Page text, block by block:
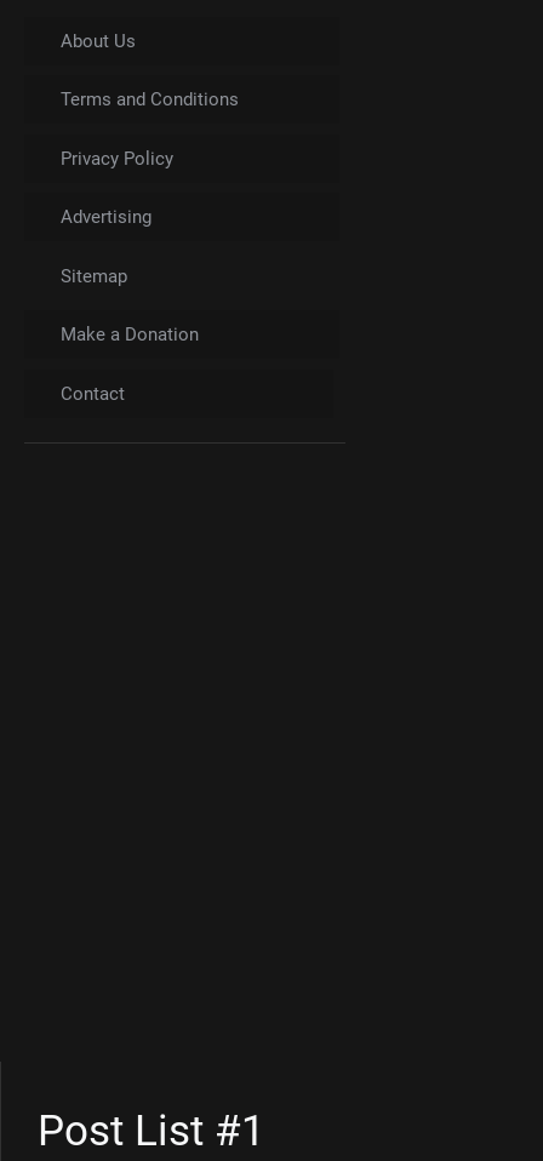
About Us
Terms and Conditions
Privacy Policy
Advertising
Sitemap
Make a Donation
Contact
Post List #1